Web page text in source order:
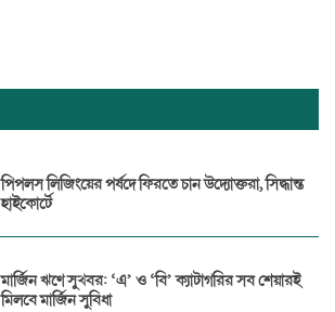
পিপলস লিজিংয়ের পর্ষদে ফিরতে চান উদ্যোক্তরা, সিদ্ধান্ত
হাইকোর্টে
মার্জিন ঋণে সুখবর: ‘এ’ ও ‘বি’ ক্যাটাগরির সব শেয়ারই
মিলবে মার্জিন সুবিধা